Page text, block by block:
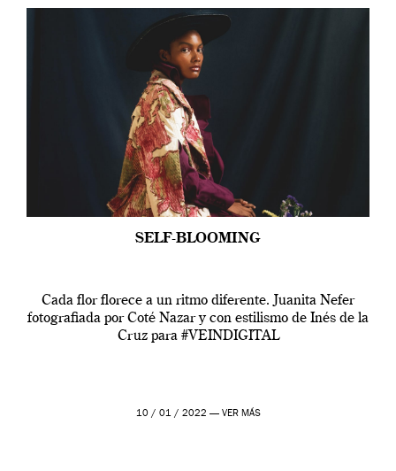
SELF-BLOOMING
Cada flor florece a un ritmo diferente. Juanita Nefer
fotografiada por Coté Nazar y con estilismo de Inés de la
Cruz para #VEINDIGITAL
10 / 01 / 2022 — VER MÁS